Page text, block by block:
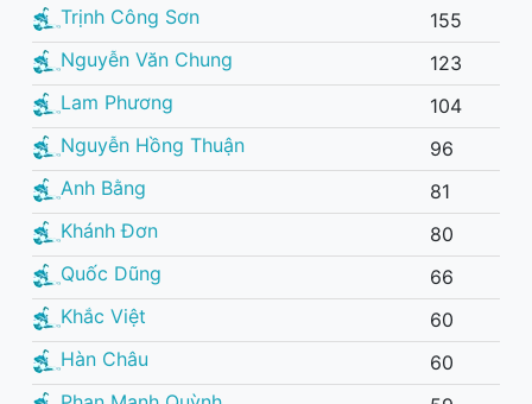
Trịnh Công Sơn
155
Nguyễn Văn Chung
123
Lam Phương
104
Nguyễn Hồng Thuận
96
Anh Bằng
81
Khánh Đơn
80
Quốc Dũng
66
Khắc Việt
60
Hàn Châu
60